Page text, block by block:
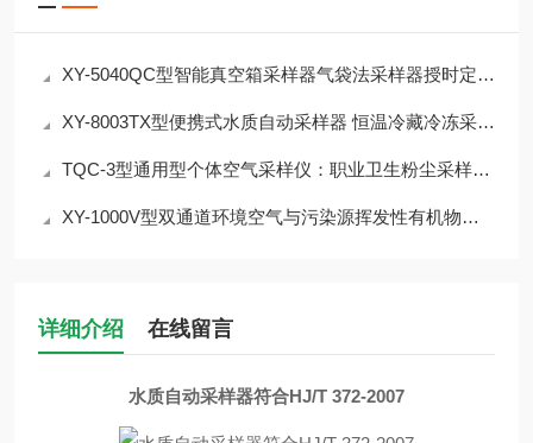
XY-5040QC型智能真空箱采样器气袋法采样器授时定位 防篡改
XY-8003TX型便携式水质自动采样器 恒温冷藏冷冻采样器 介绍
TQC-3型通用型个体空气采样仪：职业卫生粉尘采样专用设备
XY-1000V型双通道环境空气与污染源挥发性有机物便携采样设备综合说明
详细介绍 在线留言
水质自动采样器符合HJ/T 372-2007